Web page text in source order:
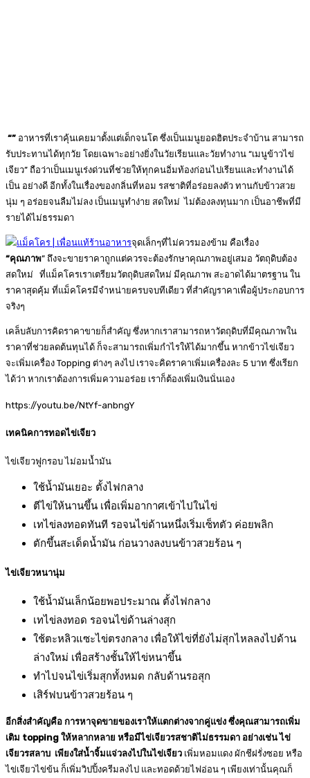
“” อาหารที่เราคุ้นเคยมาตั้งแต่เด็กจนโต ซึ่งเป็นเมนูยอดฮิตประจำบ้าน สามารถ
รับประทานได้ทุกวัย โดยเฉพาะอย่างยิ่งในวัยเรียนและวัยทำงาน “เมนูข้าวไข่
เจียว” ถือว่าเป็นเมนูเร่งด่วนที่ช่วยให้ทุกคนอิ่มท้องก่อนไปเรียนและทำงานได้
เป็น อย่างดี อีกทั้งในเรื่องของกลิ่นที่หอม รสชาติที่อร่อยลงตัว ทานกับข้าวสวย
นุ่ม ๆ อร่อยจนลืมไม่ลง เป็นเมนูทำง่าย สดใหม่ ไม่ต้องลงทุนมาก เป็นอาชีพที่มี
รายได้ไม่ธรรมดา
จุดเล็กๆที่ไม่ควรมองข้าม คือเรื่อง
“คุณภาพ” ถึงจะขายราคาถูกแต่ควรจะต้องรักษาคุณภาพอยู่เสมอ วัตถุดิบต้อง
สดใหม่ ที่แม็คโครเราเตรียมวัตถุดิบสดใหม่ มีคุณภาพ สะอาดได้มาตรฐาน ใน
ราคาสุดคุ้ม ที่แม็คโครมีจำหน่ายครบจบทีเดียว ที่สำคัญราคาเพื่อผู้ประกอบการ
จริงๆ
เคล็บลับการคิดราคาขายก็สำคัญ ซึ่งหากเราสามารถหาวัตถุดิบที่มีคุณภาพใน
ราคาที่ช่วยลดต้นทุนได้ ก็จะสามารถเพิ่มกำไรให้ได้มากขึ้น หากข้าวไข่เจียว
จะเพิ่มเครื่อง Topping ต่างๆ ลงไป เราจะคิดราคาเพิ่มเครื่องละ 5 บาท ซึ่งเรียก
ได้ว่า หากเราต้องการเพิ่มความอร่อย เราก็ต้องเพิ่มเงินนั่นเอง
https://youtu.be/NtYf-anbngY
เทคนิคการทอดไข่เจียว
ไข่เจียวฟูกรอบ ไม่อมน้ำมัน
ใช้น้ำมันเยอะ ตั้งไฟกลาง
ตีไข่ให้นานขึ้น เพื่อเพิ่มอากาศเข้าไปในไข่
เทไข่ลงทอดทันที รอจนไข่ด้านหนึ่งเริ่มเซ็ทตัว ค่อยพลิก
ตักขึ้นสะเด็ดน้ำมัน ก่อนวางลงบนข้าวสวยร้อน ๆ
ไข่เจียวหนานุ่ม
ใช้น้ำมันเล็กน้อยพอประมาณ ตั้งไฟกลาง
เทไข่ลงทอด รอจนไข่ด้านล่างสุก
ใช้ตะหลิวแซะไข่ตรงกลาง เพื่อให้ไข่ที่ยังไม่สุกไหลลงไปด้าน
ล่างใหม่ เพื่อสร้างชั้นให้ไข่หนาขึ้น
ทำไปจนไข่เริ่มสุกทั้งหมด กลับด้านรอสุก
เสิร์ฟบนข้าวสวยร้อน ๆ
อีกสิ่งสำคัญคือ การหาจุดขายของเราให้แตกต่างจากคู่แข่ง ซึ่งคุณสามารถเพิ่ม
เติม topping ให้หลากหลาย หรือมีไข่เจียวรสชาติไม่ธรรมดา อย่างเช่น ไข่
เจียวรสลาบ เพียงใส่น้ำจิ้มแจ่วลงไปในไข่เจียว เพิ่มหอมแดง ผักชีฝรั่งซอย หรือ
ไข่เจียวไข่ข้น ก็เพิ่มวิปปิ้งครีมลงไป และทอดด้วยไฟอ่อน ๆ เพียงเท่านั้นคุณก็